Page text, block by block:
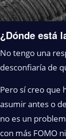
¿Dónde está
No tengo una
desconfiaría de
Pero sí creo que
asumir antes o
no es un
con más FOMO